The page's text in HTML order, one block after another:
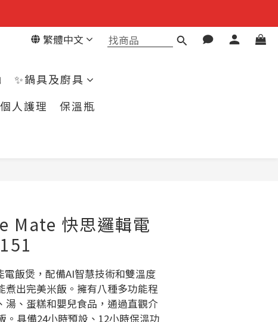
繁體中文
✨鍋具及廚具
個人護理
保溫瓶
Mate 快思邏輯電
電飯煲，配備AI智慧技術和雙溫度
煮出完美米飯。擁有八種多功能程
湯、蛋糕和嬰兒食品，通過直觀介
。具備24小時預設、12小時保溫功